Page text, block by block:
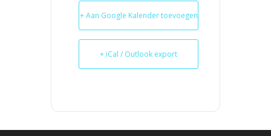
+ Aan Google Kalender toevoegen
+ iCal / Outlook export